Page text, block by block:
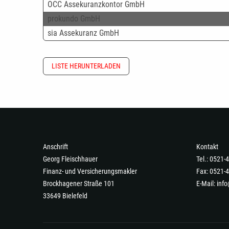
OCC Assekuranzkontor GmbH
prokundo GmbH
sia Assekuranz GmbH
LISTE HERUNTERLADEN
Anschrift
Georg Fleischhauer
Finanz- und Versicherungsmakler
Brockhagener Straße 101
33649 Bielefeld
Kontakt
Tel.: 0521-
Fax: 0521-
E-Mail: